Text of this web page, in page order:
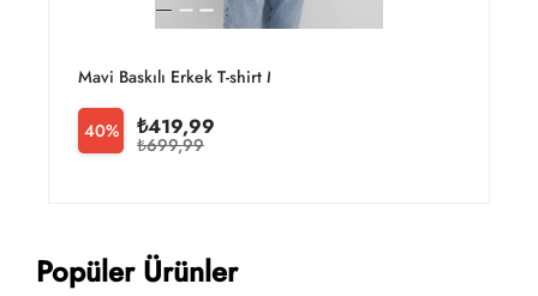
Mavi Baskılı Erkek T-shirt M0610943-70144
40% ₺419,99
₺699,99
Popüler Ürünler